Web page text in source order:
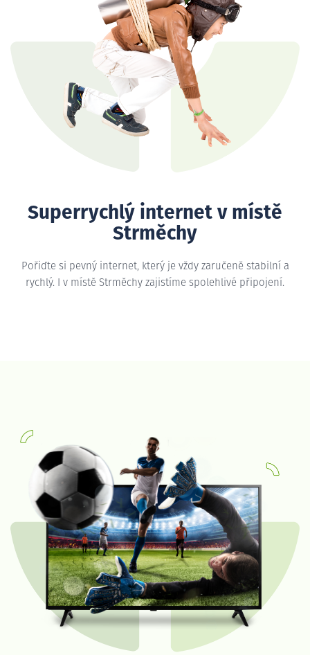
Superrychlý internet v místě
Strměchy
Pořiďte si pevný internet, který je vždy zaručeně stabilní a
rychlý. I v místě Strměchy zajistíme spolehlivé připojení.